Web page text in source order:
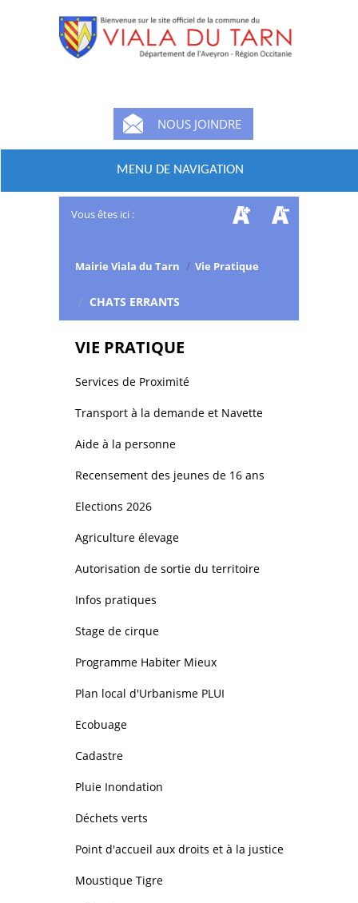
NOUS JOINDRE
MENU DE NAVIGATION
Vous êtes ici :
Mairie Viala du Tarn / Vie Pratique
/ CHATS ERRANTS
VIE PRATIQUE
Services de Proximité
Transport à la demande et Navette
Aide à la personne
Recensement des jeunes de 16 ans
Elections 2026
Agriculture élevage
Autorisation de sortie du territoire
Infos pratiques
Stage de cirque
Programme Habiter Mieux
Plan local d'Urbanisme PLUI
Ecobuage
Cadastre
Pluie Inondation
Déchets verts
Point d'accueil aux droits et à la justice
Moustique Tigre